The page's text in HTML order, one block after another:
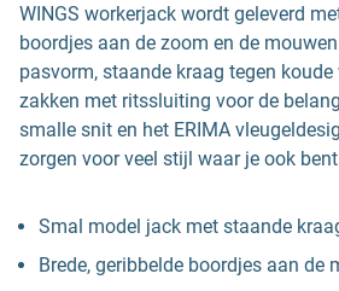
WINGS workerjack wordt geleverd
boordjes aan de zoom en de
pasvorm, staande kraag tegen
zakken met ritssluiting voor de
smalle snit en het ERIMA
zorgen voor veel stijl waar je ook
Smal model jack met staande
Brede, geribbelde boordjes aan de